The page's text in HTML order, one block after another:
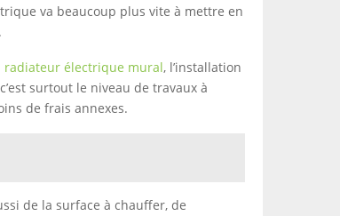
va beaucoup plus vite à mettre en
radiateur électrique mural, l’installation
surtout le niveau de travaux à
de frais annexes.
de la surface à chauffer, de